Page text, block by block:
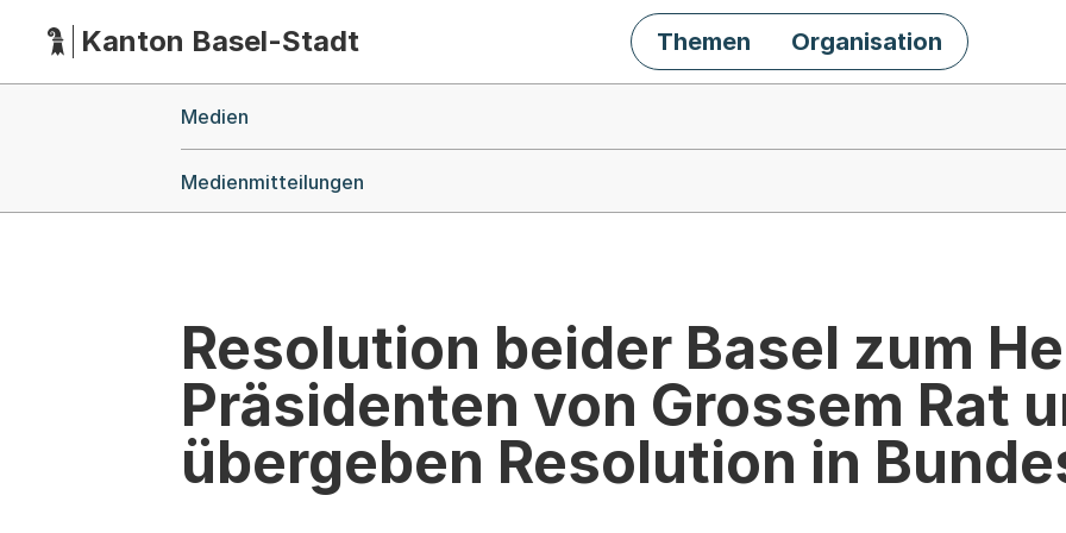
HauptnavigationKanton Basel-Stadt Themen Organisation
Medien
Medienmitteilungen
Resolution beider Basel zum
Präsidenten von Grossem Rat
übergeben Resolution in